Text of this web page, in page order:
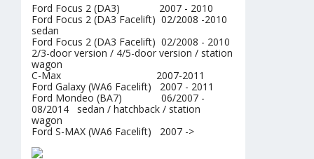
Ford Focus 2 (DA3) 2007 - 2010
Ford Focus 2 (DA3 Facelift) 02/2008 -2010
sedan
Ford Focus 2 (DA3 Facelift) 02/2008 - 2010
2/3-door version / 4/5-door version / station
wagon
C-Max 2007-2011
Ford Galaxy (WA6 Facelift) 2007 - 2011
Ford Mondeo (BA7) 06/2007 -
08/2014 sedan / hatchback / station
wagon
Ford S-MAX (WA6 Facelift) 2007 ->